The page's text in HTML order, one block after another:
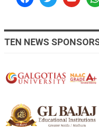
TEN NEWS